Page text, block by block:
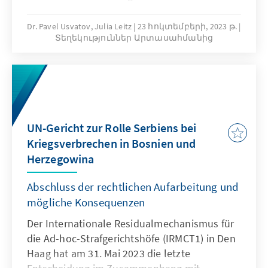
Bereich konkret? Welche Heraus­forderungen
gibt es? Und was lässt sich über die
Ein Blick auf Beispielprojekte im Westlichen
Balkan.
Dr. Pavel Usvatov, Julia Leitz 23 հոկտեմբերի, 2023 թ.
Տեղեկություններ Արտասահմանից
UN-Gericht zur Rolle Serbiens bei
Kriegsverbrechen in Bosnien und
Herzegowina
Abschluss der rechtlichen Aufarbeitung und
mögliche Konsequenzen
Der Internationale Residualmechanismus für
die Ad-hoc-Strafgerichtshöfe (IRMCT1) in Den
Haag hat am 31. Mai 2023 die letzte